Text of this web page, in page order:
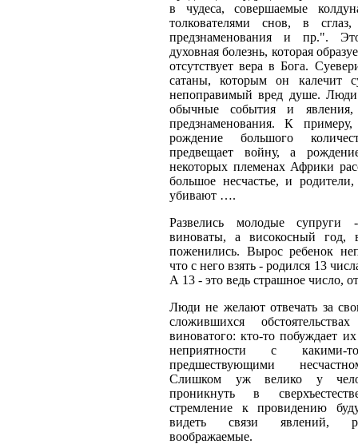
в чудеса, совершаемые
толкователями снов, в
предзнаменования и пр.".
духовная болезнь, которая
отсутствует вера в Бога.
сатаны, которым он калечит
непоправимый вред душе. Люди
обычные события и явления,
предзнаменования. К примеру,
рождение большого
предвещает войну, а
некоторых племенах Африки
большое несчастье, и
убивают ….
Развелись молодые
виноваты, а високосный год,
поженились. Вырос ребенок
что с него взять - родился 13
А 13 - это ведь страшное число,
Люди не желают отвечать за
сложившихся
виноватого: кто-то побуждает
неприятности с какими-
предшествующими
Слишком уж велико у
проникнуть в
стремление к провидению
видеть связи явлений,
воображаемые.